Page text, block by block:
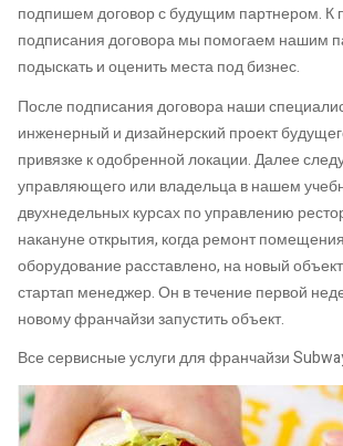
подпишем договор с будущим партнером. К
подписания договора мы помогаем нашим
подыскать и оценить места под бизнес.
После подписания договора наши
инженерный и дизайнерский проект
привязке к одобренной локации. Далее
управляющего или владельца в нашем
двухнедельных курсах по управлению
накануне открытия, когда ремонт
оборудование расставлено, на новый
стартап менеджер. Он в течение первой
новому франчайзи запустить объект.
Все сервисные услуги для франчайзи